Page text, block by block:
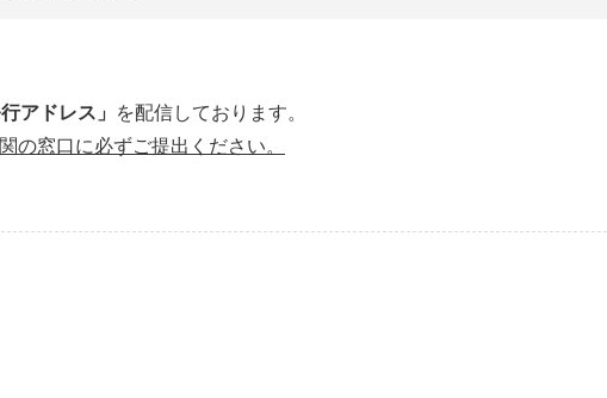
アドレス」 を配信しております。
窓口に必ずご提出ください。